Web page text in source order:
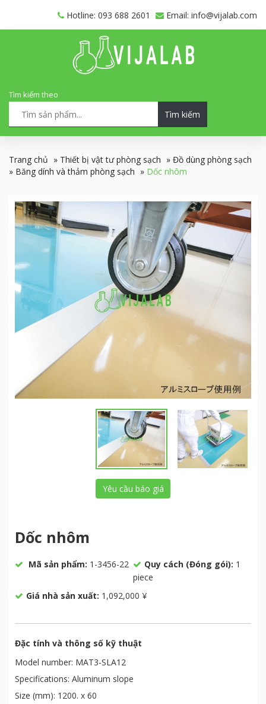
Hotline: 093 688 2601 Email: info@vijalab.com
Tìm kiếm theo
Tìm kiếm
Trang chủ » Thiết bị vật tư phòng sạch » Đồ dùng phòng sạch
» Băng dính và thảm phòng sạch » Dốc nhôm
Yêu cầu báo giá
Dốc nhôm
Mã sản phẩm: 1-3456-22 Quy cách (Đóng gói): 1
piece
Giá nhà sản xuất: 1,092,000 ¥
Đặc tính và thông số kỹ thuật
Model number: MAT3-SLA12
Specifications: Aluminum slope
Size (mm): 1200. x 60